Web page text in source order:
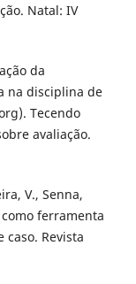
Natal: IV
da
na disciplina de
Tecendo
avaliação.
V., Senna,
como ferramenta
Revista